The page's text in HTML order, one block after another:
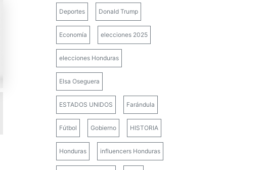
Deportes Donald Trump
Economía elecciones 2025
elecciones Honduras
Elsa Oseguera
ESTADOS UNIDOS Farándula
Fútbol Gobierno HISTORIA
Honduras influencers Honduras